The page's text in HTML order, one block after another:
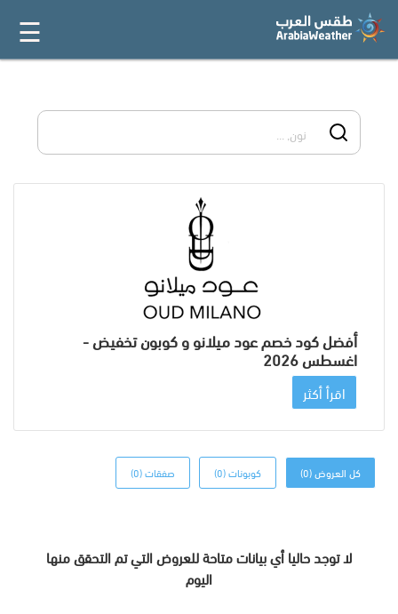
القائمة
أفضل 20
المتاجر
☰
أفضل كود خصم عود ميلانو و كوبون تخفيض -
اغسطس 2026
اقرأ أكثر
كل العروض (0) كوبونات (0) صفقات (0)
لا توجد حاليا أي بيانات متاحة للعروض التي تم التحقق منها
اليوم